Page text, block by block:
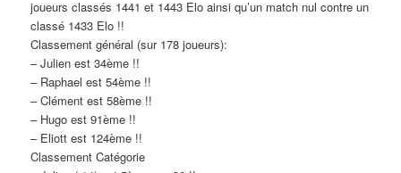
joueurs classés 1441 et 1443 Elo ainsi qu’un match nul contre un
classé 1433 Elo !!
Classement général (sur 178 joueurs):
– Julien est 34ème !!
– Raphael est 54ème !!
– Clément est 58ème !!
– Hugo est 91ème !!
– Eliott est 124ème !!
Classement Catégorie